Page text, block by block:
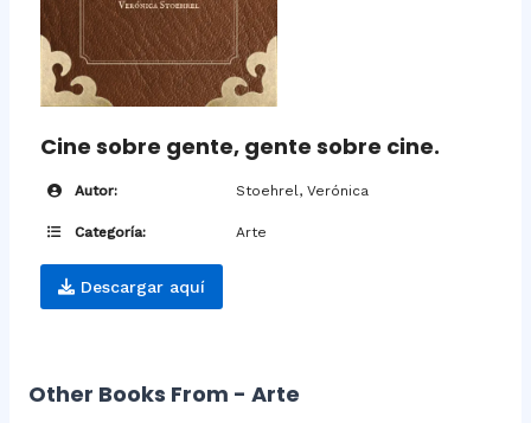
Cine sobre gente, gente sobre cine.
Autor: Stoehrel, Verónica
Categoría: Arte
Descargar aquí
Other Books From - Arte